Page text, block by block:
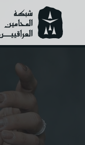
content